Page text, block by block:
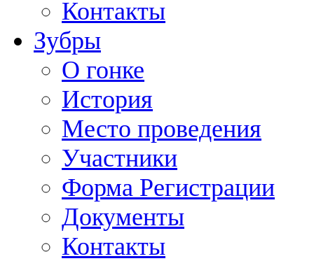
Контакты
Зубры
О гонке
История
Место проведения
Участники
Форма Регистрации
Документы
Контакты